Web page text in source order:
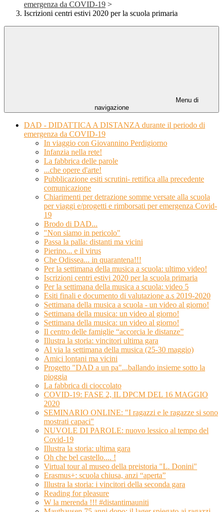
emergenza da COVID-19 >
Iscrizioni centri estivi 2020 per la scuola primaria
Menu di
navigazione
DAD - DIDATTICA A DISTANZA durante il periodo di
emergenza da COVID-19
In viaggio con Giovannino Perdigiorno
Infanzia nella rete!
La fabbrica delle parole
...che opere d'arte!
Pubblicazione esiti scrutini- rettifica alla precedente
comunicazione
Chiarimenti per detrazione somme versate alla scuola
per viaggi e/progetti e rimborsati per emergenza Covid-
19
Brodo di DAD...
"Non siamo in pericolo"
Passa la palla: distanti ma vicini
Pierino... e il virus
Che Odissea... in quarantena!!!
Per la settimana della musica a scuola: ultimo video!
Iscrizioni centri estivi 2020 per la scuola primaria
Per la settimana della musica a scuola: video 5
Esiti finali e documento di valutazione a.s 2019-2020
Settimana della musica a scuola - un video al giorno!
Settimana della musica: un video al giorno!
Settimana della musica: un video al giorno!
Il centro delle famiglie “accorcia le distanze”
Illustra la storia: vincitori ultima gara
Al via la settimana della musica (25-30 maggio)
Amici lontani ma vicini
Progetto "DAD a un pa"...ballando insieme sotto la
pioggia
La fabbrica di cioccolato
COVID-19: FASE 2, IL DPCM DEL 16 MAGGIO
2020
SEMINARIO ONLINE: "I ragazzi e le ragazze si sono
mostrati capaci"
NUVOLE DI PAROLE: nuovo lessico al tempo del
Covid-19
Illustra la storia: ultima gara
Oh che bel castello.... !
Virtual tour al museo della preistoria "L. Donini"
Erasmus+: scuola chiusa, anzi “aperta”
Illustra la storia: i vincitori della seconda gara
Reading for pleasure
W la merenda !!! #distantimauniti